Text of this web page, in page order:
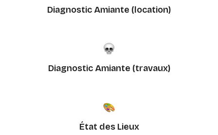
Diagnostic Amiante (location)
Diagnostic Amiante (travaux)
État des Lieux